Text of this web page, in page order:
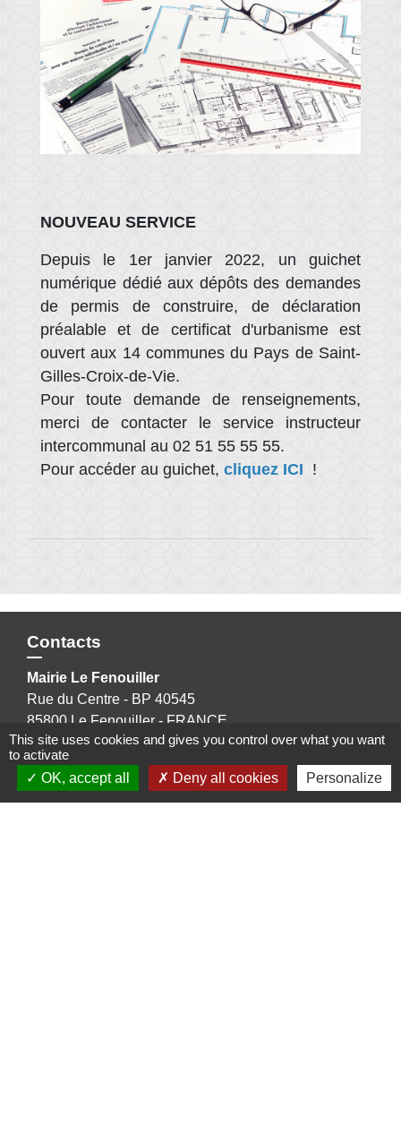
NOUVEAU SERVICE
Depuis le 1er janvier 2022, un guichet
numérique dédié aux dépôts des demandes
de permis de construire, de déclaration
préalable et de certificat d'urbanisme est
ouvert aux 14 communes du Pays de Saint-
Gilles-Croix-de-Vie.
Pour toute demande de renseignements,
merci de contacter le service instructeur
intercommunal au 02 51 55 55 55.
Pour accéder au guichet, cliquez ICI !
Contacts
Mairie Le Fenouiller
Rue du Centre - BP 40545
85800 Le Fenouiller - FRANCE
+33 2 51 55 09 99
Contact par formulaire
✉️ Nous écrire
This site uses cookies and gives you control over what you want
to activate
OK, accept all
Deny all cookies Personalize